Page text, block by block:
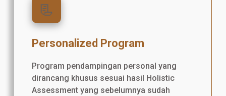
📃
Personalized Program
Program pendampingan personal yang
dirancang khusus sesuai hasil Holistic
Assessment yang sebelumnya sudah